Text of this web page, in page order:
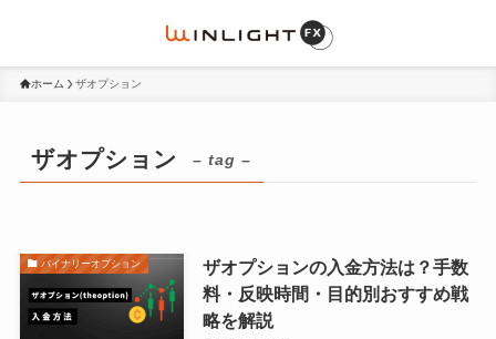
ホーム ザオプション
ザオプション – tag –
バイナリーオプション
ザオプションの入金方法は？手数
料・反映時間・目的別おすすめ戦
略を解説